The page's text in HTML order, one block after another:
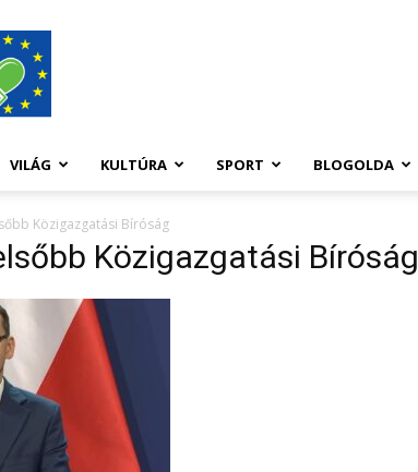
FüHü
VILÁG KULTÚRA SPORT BLOGOLDA
Közigazgatási Bíróság
Közigazgatási Bíróság